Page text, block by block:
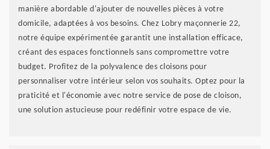
manière abordable d'ajouter de nouvelles pièces à votre
domicile, adaptées à vos besoins. Chez Lobry maçonnerie 22,
notre équipe expérimentée garantit une installation efficace,
créant des espaces fonctionnels sans compromettre votre
budget. Profitez de la polyvalence des cloisons pour
personnaliser votre intérieur selon vos souhaits. Optez pour la
praticité et l'économie avec notre service de pose de cloison,
une solution astucieuse pour redéfinir votre espace de vie.